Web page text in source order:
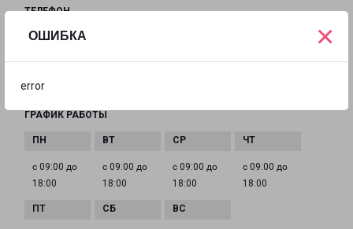
ОШИБКА
error
×
ТЕЛЕФОН
+7 (4942) 496-811
EMAIL
kostroma@pecom.ru
ГРАФИК РАБОТЫ
с 09:00 до
18:00
с 09:00 до
18:00
с 09:00 до
18:00
с 09:00 до
18:00